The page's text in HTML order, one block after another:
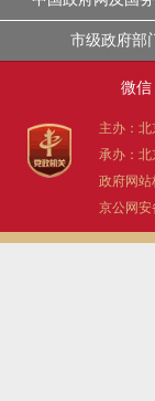
个人服务
中介服务
政民互动
市级政府部
微信
主办：
承办：北
政府网站
京公网安